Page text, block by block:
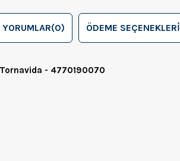
YORUMLAR(0) ÖDEME SEÇENEKLERI
- 4770190070